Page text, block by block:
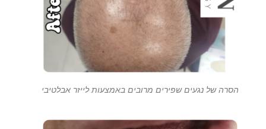
הסרה של נגעים שפירים מרובים באמצעות לייזר אבלטיבי